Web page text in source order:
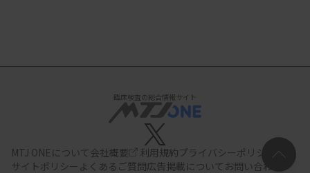
臨床検査の総合情報サイト
MTJ ONEについて会社概要 利用規約プライバシーポリシー
サイトポリシー よくあるご質問広告掲載について お問い合わせ